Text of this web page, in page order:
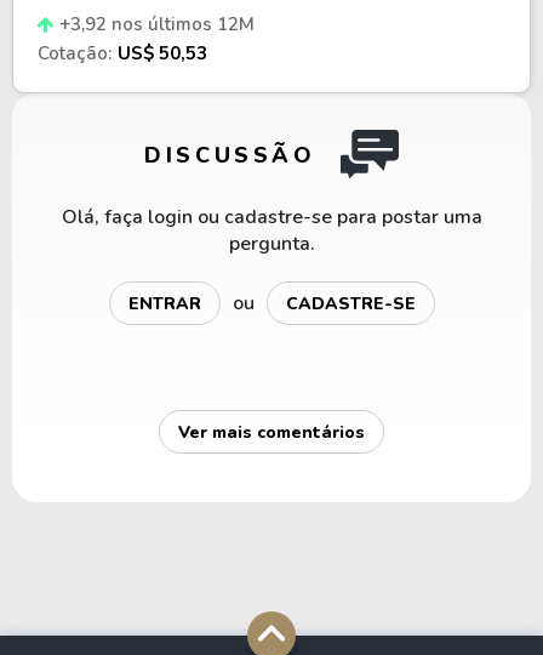
+3,92 nos últimos 12M
Cotação: US$ 50,53
DISCUSSÃO
Olá, faça login ou cadastre-se para postar uma
pergunta.
ENTRAR ou CADASTRE-SE
Ver mais comentários